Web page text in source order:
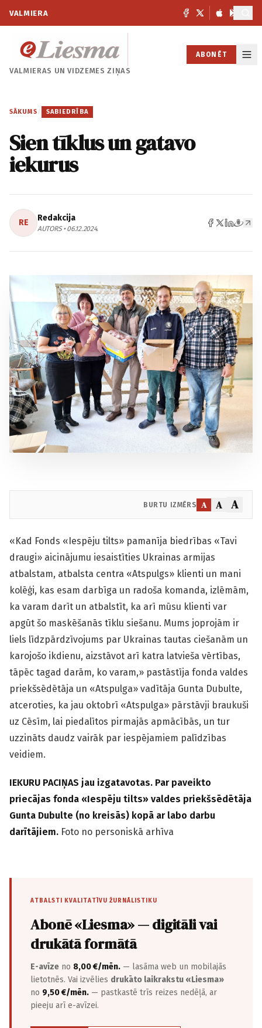
VALMIERA
VALMIERAS UNVIDZEMES ZIŅAS
ABONĒT
SĀKUMS / SABIEDRĪBA
Sien tīklus un gatavo
iekurus
RE Redakcija
AUTORS • 06.12.2024.
BURTU IZMĒRS A A A
«Kad Fonds «Iespēju tilts» pamanīja biedrības «Tavi
draugi» aicinājumu iesaistīties Ukrainas armijas
atbalstam, atbalsta centra «Atspulgs» klienti un mani
kolēģi, kas esam darbīga un radoša komanda, izlēmām,
ka varam darīt un atbalstīt, ka arī mūsu klienti var
apgūt šo maskēšanās tīklu siešanu. Mums joprojām ir
liels līdzpārdzīvojums par Ukrainas tautas ciešanām un
karojošo ikdienu, aizstāvot arī katra latvieša vērtības,
tāpēc tagad darām, ko varam,» pastāstīja fonda valdes
priekšsēdētāja un «Atspulga» vadītāja Gunta Dubulte,
atceroties, ka jau oktobrī «Atspulga» pārstāvji braukuši
uz Cēsīm, lai piedalītos pirmajās apmācībās, un tur
uzzināts daudz vairāk par iespējamiem palīdzības
veidiem.
IEKURU PACIŅAS jau izgatavotas. Par paveikto
priecājas fonda «Iespēju tilts» valdes priekšsēdētāja
Gunta Dubulte (no kreisās) kopā ar labo darbu
darītājiem. Foto no personiskā arhīva
ATBALSTI KVALITATĪVU ŽURNĀLISTIKU
Abonē «Liesma» — digitāli vai
drukātā formātā
E-avīze no 8,00 €/mēn. — lasāma web un mobilajās
lietotnēs. Vai izvēlies drukāto laikrakstu «Liesma»
no 9,50 €/mēn. — pastkastē trīs reizes nedēļā, ar
pieeju arī e-avīzei.